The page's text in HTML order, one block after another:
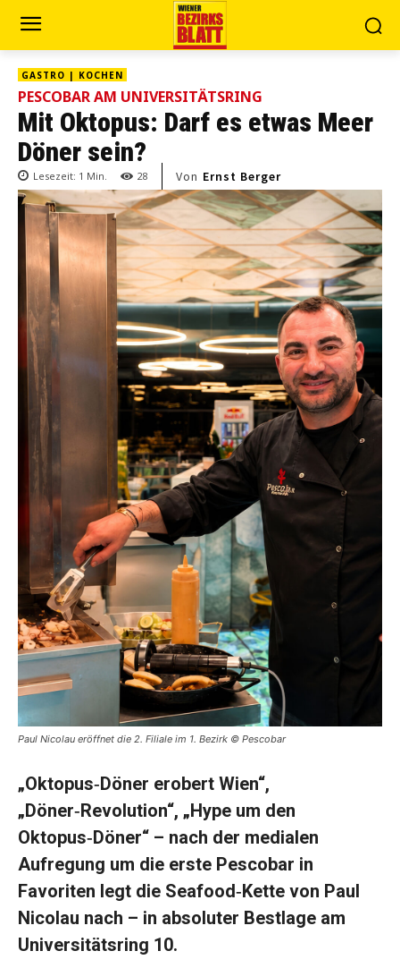
GASTRO | KOCHEN
PESCOBAR AM UNIVERSITÄTSRING
Mit Oktopus: Darf es etwas Meer
Döner sein?
Lesezeit: 1 Min. 28 Von Ernst Berger
Paul Nicolau eröffnet die 2. Filiale im 1. Bezirk © Pescobar
„Oktopus‑Döner erobert Wien“,
„Döner‑Revolution“, „Hype um den
Oktopus‑Döner“ – nach der medialen
Aufregung um die erste Pescobar in
Favoriten legt die Seafood‑Kette von Paul
Nicolau nach – in absoluter Bestlage am
Universitätsring 10.